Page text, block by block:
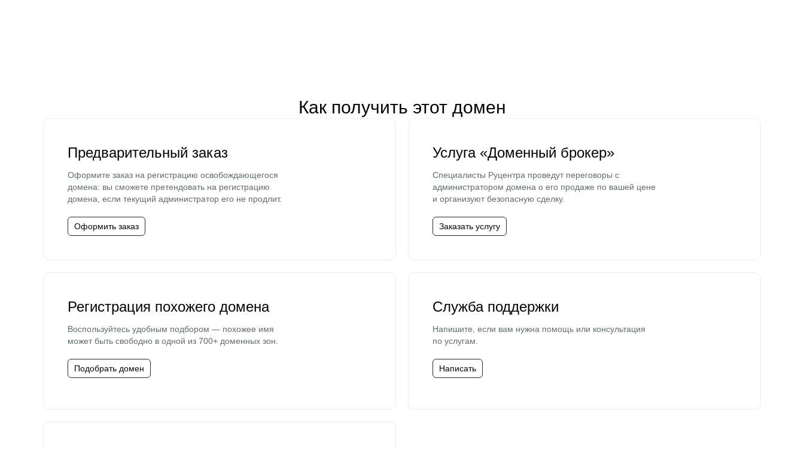
Как получить этот домен
Предварительный заказ
Оформите заказ на регистрацию освобождающегося
домена: вы сможете претендовать на регистрацию
домена, если текущий администратор его не продлит.
Оформить заказ
Услуга «Доменный брокер»
Специалисты Руцентра проведут переговоры с
администратором домена о его продаже по вашей цене
и организуют безопасную сделку.
Заказать услугу
Регистрация похожего домена
Воспользуйтесь удобным подбором — похожее имя
может быть свободно в одной из 700+ доменных зон.
Подобрать домен
Служба поддержки
Напишите, если вам нужна помощь или консультация
по услугам.
Написать